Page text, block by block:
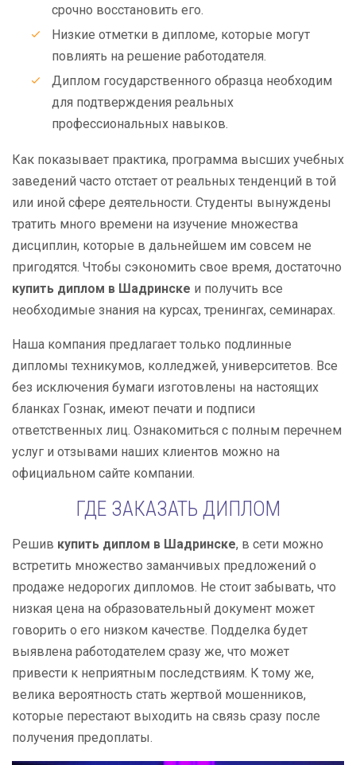
срочно восстановить его.
Низкие отметки в дипломе, которые могут
повлиять на решение работодателя.
Диплом государственного образца необходим
для подтверждения реальных
профессиональных навыков.
Как показывает практика, программа высших учебных
заведений часто отстает от реальных тенденций в той
или иной сфере деятельности. Студенты вынуждены
тратить много времени на изучение множества
дисциплин, которые в дальнейшем им совсем не
пригодятся. Чтобы сэкономить свое время, достаточно
купить диплом в Шадринске и получить все
необходимые знания на курсах, тренингах, семинарах.
Наша компания предлагает только подлинные
дипломы техникумов, колледжей, университетов. Все
без исключения бумаги изготовлены на настоящих
бланках Гознак, имеют печати и подписи
ответственных лиц. Ознакомиться с полным перечнем
услуг и отзывами наших клиентов можно на
официальном сайте компании.
ГДЕ ЗАКАЗАТЬ ДИПЛОМ
Решив купить диплом в Шадринске, в сети можно
встретить множество заманчивых предложений о
продаже недорогих дипломов. Не стоит забывать, что
низкая цена на образовательный документ может
говорить о его низком качестве. Подделка будет
выявлена работодателем сразу же, что может
привести к неприятным последствиям. К тому же,
велика вероятность стать жертвой мошенников,
которые перестают выходить на связь сразу после
получения предоплаты.